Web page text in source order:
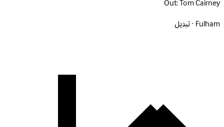
Out:Tom Cairney
Fulham · تبديل